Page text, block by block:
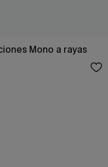
Mono a rayas